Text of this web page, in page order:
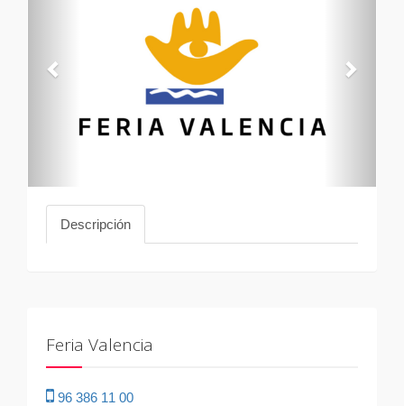
Descripción
Feria Valencia
96 386 11 00